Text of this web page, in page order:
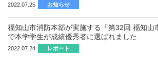
2022.07.25 お知らせ
福知山市消防本部が実施する「第32回 福知山
で本学学生が成績優秀者に選ばれました
2022.07.24 レポート